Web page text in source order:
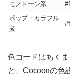
モノトーン系
ポップ・カラフル
系
色コードはあく
と、Cocoonの色